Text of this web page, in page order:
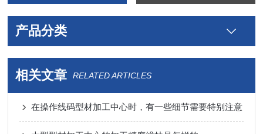
产品分类
相关文章 RELATED ARTICLES
在操作线码型材加工中心时，有一些细节需要特别注意